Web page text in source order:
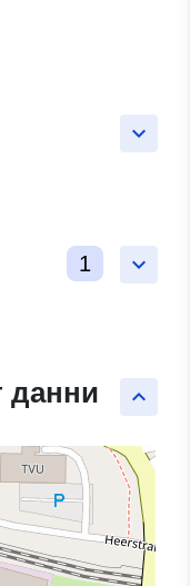
keyboard_arrow_down
keyboard_arrow_down
1
keyboard_arrow_up
данни